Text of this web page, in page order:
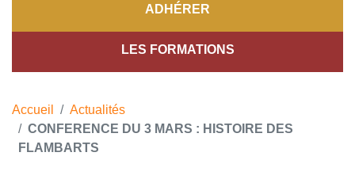
ADHÉRER
LES FORMATIONS
Accueil
Actualités
CONFERENCE DU 3 MARS : HISTOIRE DES
FLAMBARTS